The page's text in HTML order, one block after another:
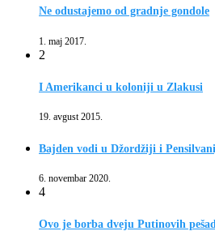
Ne odustajemo od gradnje gondole
1. maj 2017.
2
I Amerikanci u koloniji u Zlakusi
19. avgust 2015.
Bajden vodi u Džordžiji i
6. novembar 2020.
4
Ovo je borba dveju Putinovih